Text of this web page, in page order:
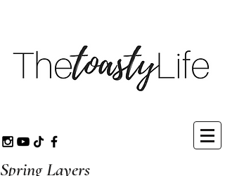
Spring Layers